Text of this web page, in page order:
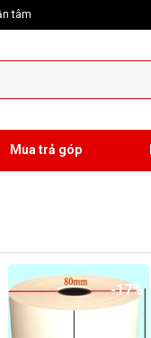
tâm
Mua trả góp
-17%